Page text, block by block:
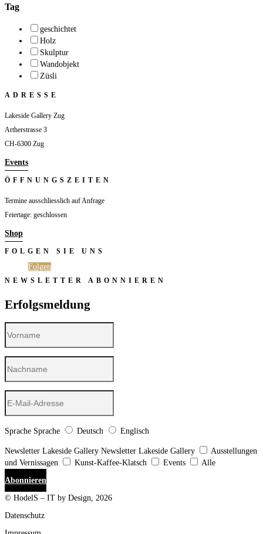
Tag
geschichtet
Holz
Skulptur
Wandobjekt
Züsli
ADRESSE
Lakeside Gallery Zug
Artherstrasse 3
CH-6300 Zug
Events
ÖFFNUNGSZEITEN
Termine ausschliesslich auf Anfrage
Feiertage: geschlossen
Shop
FOLGEN SIE UNS
Folgen
NEWSLETTER ABONNIEREN
Erfolgsmeldung
Sprache Sprache Deutsch Englisch
Newsletter Lakeside Gallery Newsletter Lakeside Gallery
Ausstellungen
und Vernissagen
Kunst-Kaffee-Klatsch Events
Alle
Abonnieren
© HodelS – IT by Design, 2026
Datenschutz